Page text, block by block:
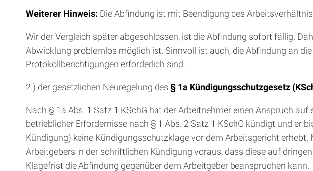
Weiterer Hinweis: Die Abfindung ist mit Beendigung des
Wir der Vergleich später abgeschlossen, ist die Abfindung sofort fällig.
Abwicklung problemlos möglich ist. Sinnvoll ist auch, die Abfindung an
Protokollberichtigungen erforderlich sind.
2.) der gesetzlichen Neuregelung des § 1a Kündigungsschutzgesetz
Nach § 1a Abs. 1 Satz 1 KSchG hat der Arbeitnehmer einen Anspruch
betrieblicher Erfordernisse nach § 1 Abs. 2 Satz 1 KSchG kündigt und er
Kündigung) keine Kündigungsschutzklage vor dem Arbeitsgericht
Arbeitgebers in der schriftlichen Kündigung voraus, dass diese auf
Klagefrist die Abfindung gegenüber dem Arbeitgeber beanspruchen kann.